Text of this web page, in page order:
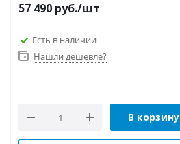
57 490 руб./шт
Есть в наличии
Нашли дешевле?
В корзину